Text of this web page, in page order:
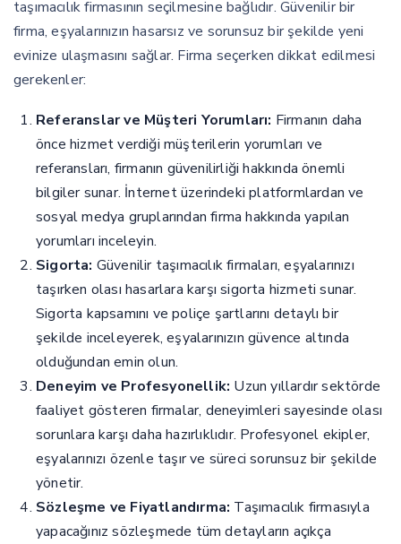
taşımacılık firmasının seçilmesine bağlıdır. Güvenilir bir
firma, eşyalarınızın hasarsız ve sorunsuz bir şekilde yeni
evinize ulaşmasını sağlar. Firma seçerken dikkat edilmesi
gerekenler:
Referanslar ve Müşteri Yorumları: Firmanın daha
önce hizmet verdiği müşterilerin yorumları ve
referansları, firmanın güvenilirliği hakkında önemli
bilgiler sunar. İnternet üzerindeki platformlardan ve
sosyal medya gruplarından firma hakkında yapılan
yorumları inceleyin.
Sigorta: Güvenilir taşımacılık firmaları, eşyalarınızı
taşırken olası hasarlara karşı sigorta hizmeti sunar.
Sigorta kapsamını ve poliçe şartlarını detaylı bir
şekilde inceleyerek, eşyalarınızın güvence altında
olduğundan emin olun.
Deneyim ve Profesyonellik: Uzun yıllardır sektörde
faaliyet gösteren firmalar, deneyimleri sayesinde olası
sorunlara karşı daha hazırlıklıdır. Profesyonel ekipler,
eşyalarınızı özenle taşır ve süreci sorunsuz bir şekilde
yönetir.
Sözleşme ve Fiyatlandırma: Taşımacılık firmasıyla
yapacağınız sözleşmede tüm detayların açıkça